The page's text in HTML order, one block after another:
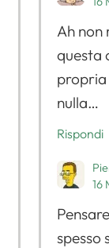
Ah non
questa
propria
nulla…
Rispondi
16
spesso